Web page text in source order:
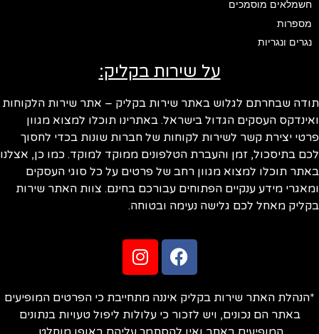
חשמלאים מוסמכים
מספרות
נגרים ונגריות
על שירות בקליק:
שבחרתם לגלוש באתר שירות בקליק – אתר שירות הלקוחות
העסקים הגדול בישראל. באתרינו תוכלו למצוא מגוון
יצירת קשר לשירות לקוחות של חברות שונות בכדי לחסוך
בתיסכול, זמן והעברת הטלפונים ממוקד למוקד. כמו כן, אצלנו
תוכלו למצוא מגוון רחב של פרטים על כל סוגי העסקים
מידע ענקיים הפתוחים עבורכם בחינם. צוות האתר שירות
מאחל לכם גלישה נעימה ובטוחה.
האתר שירות בקליק איננה מתחייבת כי הפרטים המופיעים
באתר הם נכונים, ויש לזכור כי עלולות ליפול טעויות בנתונים